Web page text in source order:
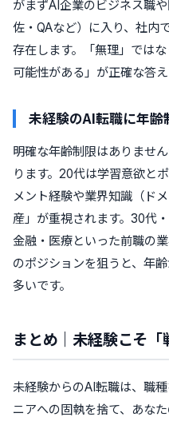
がまずAI企業のビジネス職
佐・QAなど）に入り、社内
存在します。「無理」では
可能性がある」が正確な答え
未経験のAI転職に年齢
明確な年齢制限はありませ
ります。20代は学習意欲と
メント経験や業界知識（ド
産」が重視されます。30代
金融・医療といった前職の
のポジションを狙うと、年
多いです。
まとめ｜未経験こそ
未経験からのAI転職は、職
ニアへの固執を捨て、あな